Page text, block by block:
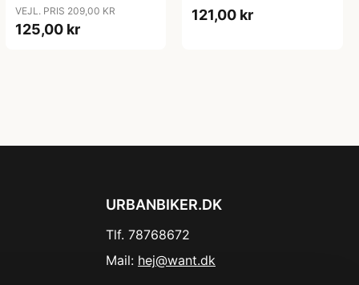
VEJL. PRIS 209,00 KR
125,00 kr
Brun
121,00 kr
URBANBIKER.DK
Tlf. 78768672
Mail: hej@want.dk